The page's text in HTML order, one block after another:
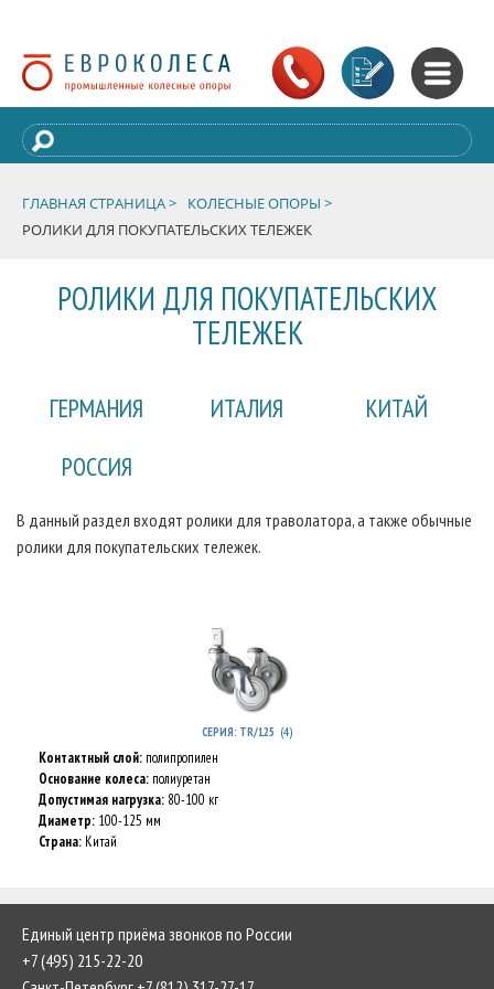
ГЛАВНАЯ СТРАНИЦА >
КОЛЕСНЫЕ ОПОРЫ >
РОЛИКИ ДЛЯ ПОКУПАТЕЛЬСКИХ ТЕЛЕЖЕК
РОЛИКИ ДЛЯ ПОКУПАТЕЛЬСКИХ
ТЕЛЕЖЕК
ГЕРМАНИЯ ИТАЛИЯ
КИТАЙ
РОССИЯ
В данный раздел входят ролики для траволатора, а также обычные
ролики для покупательских тележек.
СЕРИЯ: TR/125 (4)
Контактный слой: полипропилен
Основание колеса: полиуретан
Допустимая нагрузка: 80-100 кг
Диаметр: 100-125 мм
Страна: Китай
Единый центр приёма звонков по России
+7 (495) 215-22-20